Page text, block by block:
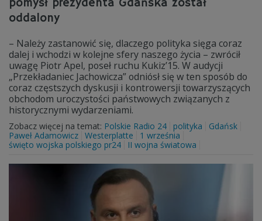
pomysł prezydenta Gdańska został
oddalony
– Należy zastanowić się, dlaczego polityka sięga coraz
dalej i wchodzi w kolejne sfery naszego życia – zwrócił
uwagę Piotr Apel, poseł ruchu Kukiz’15. W audycji
„Przekładaniec Jachowicza” odniósł się w ten sposób do
coraz częstszych dyskusji i kontrowersji towarzyszących
obchodom uroczystości państwowych związanych z
historycznymi wydarzeniami.
Zobacz więcej na temat: Polskie Radio 24 polityka
Gdańsk
Paweł Adamowicz Westerplatte
1 września
święto wojska polskiego pr24
II wojna światowa